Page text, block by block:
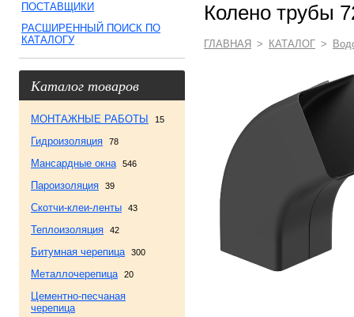
ПОСТАВЩИКИ
РАСШИРЕННЫЙ ПОИСК ПО
КАТАЛОГУ
Каталог товаров
МОНТАЖНЫЕ РАБОТЫ 15
Гидроизоляция 78
Мансардные окна 546
Пароизоляция 39
Скотчи-клеи-ленты 43
Теплоизоляция 42
Битумная черепица 300
Металлочерепица 20
Цементно-песчаная
черепица
Колено трубы
ГЛАВНАЯ > КАТАЛОГ >